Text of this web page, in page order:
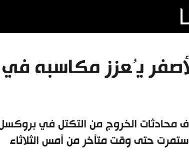
يُعزز مكاسبه
محادثات الخروج من التكتل في بروكسل
حتى وقت متأخر من أمس الثلاثاء